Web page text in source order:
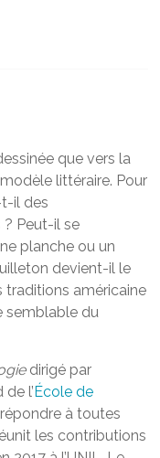
que vers la
littéraire. Pour
il des
Peut-il se
planche ou un
devient-il le
traditions américaine
semblable du
dirigé par
l’École de
à toutes
les contributions